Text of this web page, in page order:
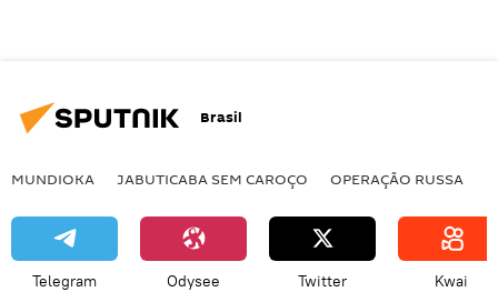
Brasil
MUNDIOKA JABUTICABA SEM CAROÇO OPERAÇÃO RUSSA
Telegram Odysee Twitter Kwai